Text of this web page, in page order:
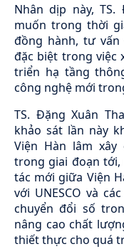
Nhân dịp này,
muốn trong thời
đồng hành, tư vấn
đặc biệt trong việc
triển hạ tầng
công nghệ mới
TS. Đặng Xuân
khảo sát lần này
Viện Hàn lâm
trong giai đoạn
tác mới giữa Viện
với UNESCO và
chuyển đổi số
nâng cao chất
thiết thực cho quá